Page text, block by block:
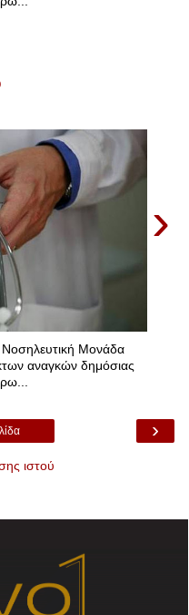
›
Νοσηλευτική Μονάδα
αναγκών δημόσιας
›
ιστού